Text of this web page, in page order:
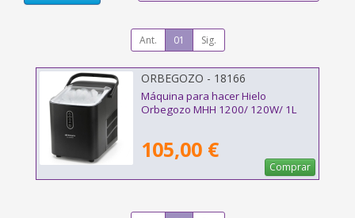
Ant. 01 Sig.
ORBEGOZO - 18166
Máquina para hacer Hielo
Orbegozo MHH 1200/ 120W/ 1L
105,00 €
Comprar